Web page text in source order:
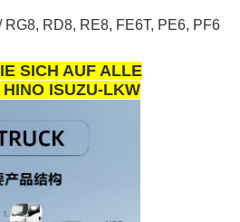
RD8, RE8, FE6T, PE6, PF6
SICH AUF ALLE
ISUZU-LKW